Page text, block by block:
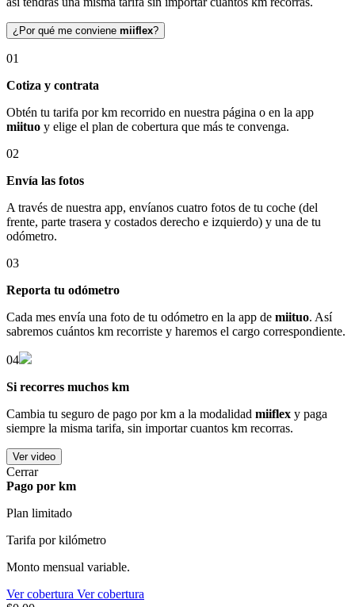
¿Por qué me conviene miiflex?
01
Cotiza y contrata
Obtén tu tarifa por km recorrido en nuestra página o en la app
miituo y elige el plan de cobertura que más te convenga.
02
Envía las fotos
A través de nuestra app, envíanos cuatro fotos de tu coche (del
frente, parte trasera y costados derecho e izquierdo) y una de tu
odómetro.
03
Reporta tu odómetro
Cada mes envía una foto de tu odómetro en la app de miituo. Así
sabremos cuántos km recorriste y haremos el cargo correspondiente.
04
Si recorres muchos km
Cambia tu seguro de pago por km a la modalidad miiflex y paga
siempre la misma tarifa, sin importar cuantos km recorras.
Ver video
Cerrar
Pago por km
Plan limitado
Tarifa por kilómetro
Monto mensual variable.
Ver cobertura Ver cobertura